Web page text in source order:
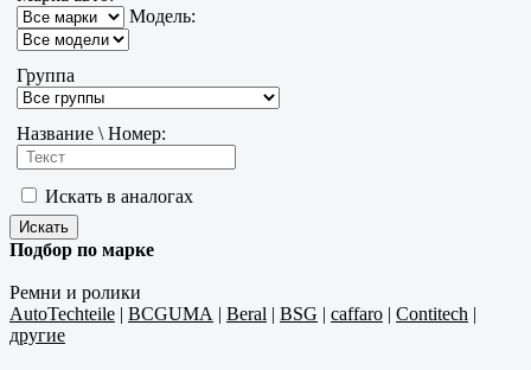
Модель:
Группа
Название \ Номер:
Искать в аналогах
Подбор по марке
Ремни и ролики
AutoTechteile | BCGUMA | Beral | BSG | caffaro | Contitech |
другие